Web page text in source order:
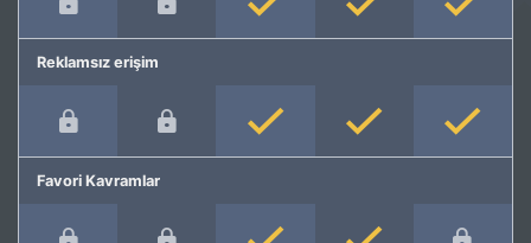
Reklamsız erişim
Favori Kavramlar